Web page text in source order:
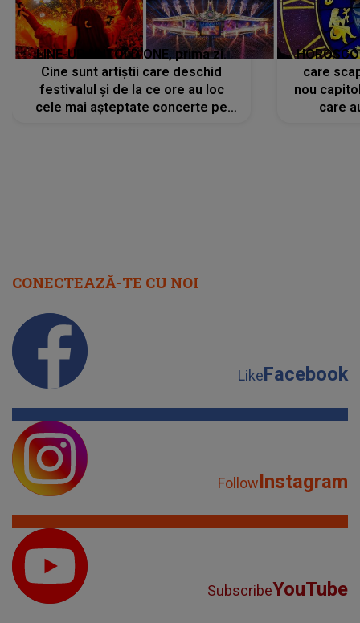
LINE-UP UNTOLD ONE, prima zi.
Cine sunt artiștii care deschid
festivalul și de la ce ore au loc
cele mai așteptate concerte pe
care
nou
care
CONECTEAZĂ-TE CU NOI
LikeFacebook
FollowInstagram
SubscribeYouTube